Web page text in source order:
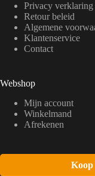
Privacy verklaring
Retour beleid
Algemene
Klantenservice
Contact
Webshop
Mijn account
Winkelmand
Afrekenen
Koop